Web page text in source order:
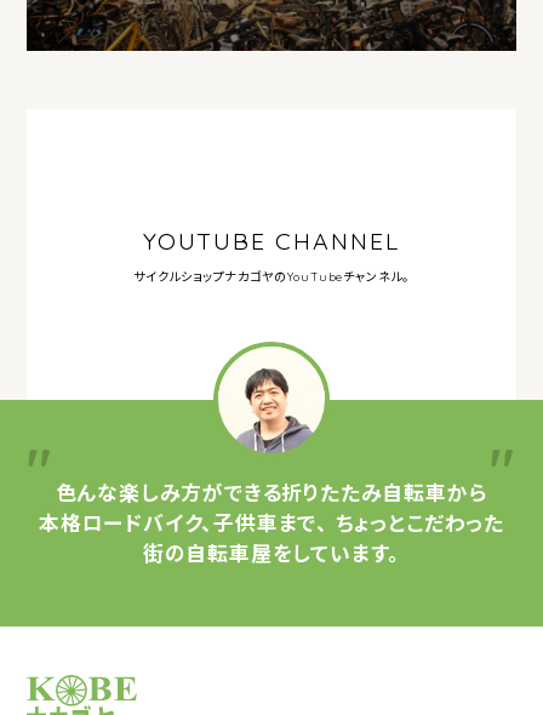
YOUTUBE CHANNEL
サイクルショップナカゴヤのYouTubeチャンネル。
色んな楽しみ方ができる折りたたみ自転車から
本格ロードバイク、子供車まで、 ちょっとこだわった
街の自転車屋をしています。
サイクルショップナカゴヤ